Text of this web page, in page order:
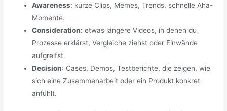
Awareness: kurze Clips, Memes, Trends, schnelle Aha-
Momente.
Consideration: etwas längere Videos, in denen du
Prozesse erklärst, Vergleiche ziehst oder Einwände
aufgreifst.
Decision: Cases, Demos, Testberichte, die zeigen, wie
sich eine Zusammenarbeit oder ein Produkt konkret
anfühlt.